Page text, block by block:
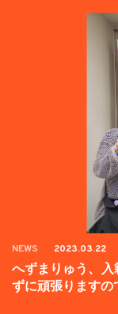
NEWS 2023.03.22
へずまりゅう、
ずに頑張りますの